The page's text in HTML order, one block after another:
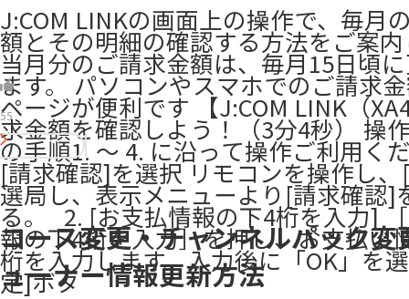
J:COM LINKの画面上の操作で、毎月
額とその明細の確認する方法をご案
当月分のご請求金額は、毎月15日頃
ます。 パソコンやスマホでのご請求
ページが便利です 【J:COM LINK（
求金額を確認しよう！（3分4秒） 操
の手順1. ～ 4. に沿って操作ご利用く
[請求確認]を選択 リモコンを操作し
選局し、表示メニューより[請求確認]
る。 ​ ​ 2. [お支払情報の下4桁を入力]
報の下4桁を入力］を押し、お支払い
桁を入力します。入力後に「OK」を
定]ボタ
55
コース変更・チャンネルパック変
ューナー情報更新方法